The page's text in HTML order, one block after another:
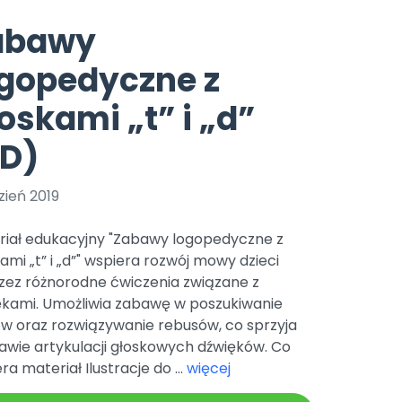
Pomoc
Nowości
Zapowiedzi
Polecamy
25 czerwca 2024 r. uzyskała
r. Nr decyzji:
Online.
Bliżej Pieska
Pomoc zwierzętom
Książka (dla) Przedszkolaka
Promowanie czytelnictwa
TikTok
Zobacz nas na TikToku
YouTube
Filmy edukacyjne
z
„t” i „d”
2019
edukacyjny "Zabawy logopedyczne z
„t” i „d”" wspiera rozwój mowy dzieci
różnorodne ćwiczenia związane z
Umożliwia zabawę w poszukiwanie
oraz rozwiązywanie rebusów, co sprzyja
artykulacji głoskowych dźwięków. Co
materiał Ilustracje do ... więcej